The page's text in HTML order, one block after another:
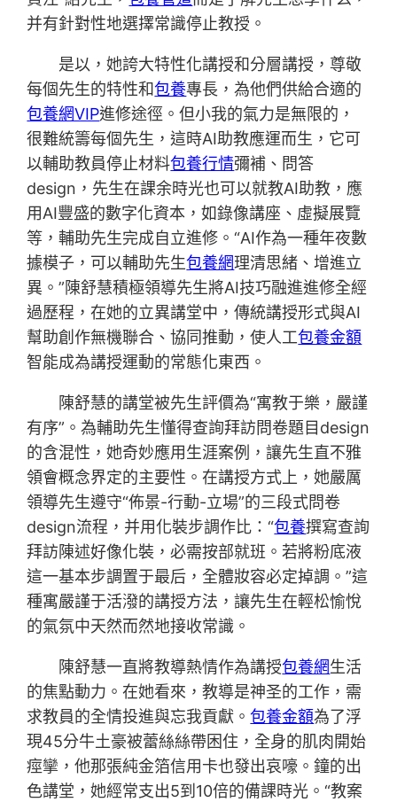
并有針對性地選擇常識停止教授。
是以，她誇大特性化講授和分層講授，尊敬
每個先生的特性和包養專長，為他們供給合適的
包養網VIP進修途徑。但小我的氣力是無限的，
很難統籌每個先生，這時AI助教應運而生，它可
以輔助教員停止材料包養行情彌補、問答
design，先生在課余時光也可以就教AI助教，應
用AI豐盛的數字化資本，如錄像講座、虛擬展覽
等，輔助先生完成自立進修。“AI作為一種年夜數
據模子，可以輔助先生包養網理清思緒、增進立
異。”陳舒慧積極領導先生將AI技巧融進進修全經
過歷程，在她的立異講堂中，傳統講授形式與AI
幫助創作無機聯合、協同推動，使人工包養金額
智能成為講授運動的常態化東西。
陳舒慧的講堂被先生評價為“寓教于樂，嚴謹
有序”。為輔助先生懂得查詢拜訪問卷題目design
的含混性，她奇妙應用生涯案例，讓先生直不雅
領會概念界定的主要性。在講授方式上，她嚴厲
領導先生遵守“佈景-行動-立場”的三段式問卷
design流程，并用化裝步調作比：“包養撰寫查詢
拜訪陳述好像化裝，必需按部就班。若將粉底液
這一基本步調置于最后，全體妝容必定掉調。”這
種寓嚴謹于活潑的講授方法，讓先生在輕松愉悅
的氣氛中天然而然地接收常識。
陳舒慧一直將教導熱情作為講授包養網生活
的焦點動力。在她看來，教導是神圣的工作，需
求教員的全情投進與忘我貢獻。包養金額為了浮
現45分牛土豪被蕾絲絲帶困住，全身的肌肉開始
痙攣，他那張純金箔信用卡也發出哀嚎。鐘的出
色講堂，她經常支出5到10倍的備課時光。“教案